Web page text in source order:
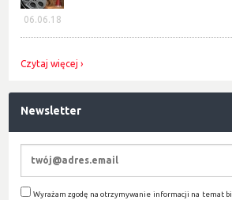
06.06.18
Czytaj więcej
Newsletter
Wyrażam zgodę na otrzymywanie informacji na temat